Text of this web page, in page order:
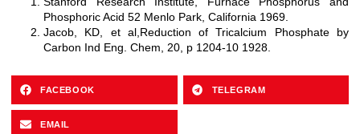
Phosphoric Acid 52 Menlo Park, California 1969.
Jacob, KD, et al,Reduction of Tricalcium Phosphate by
Carbon Ind Eng. Chem, 20, p 1204-10 1928.
FACEBOOK TELEGRAM
EMAIL